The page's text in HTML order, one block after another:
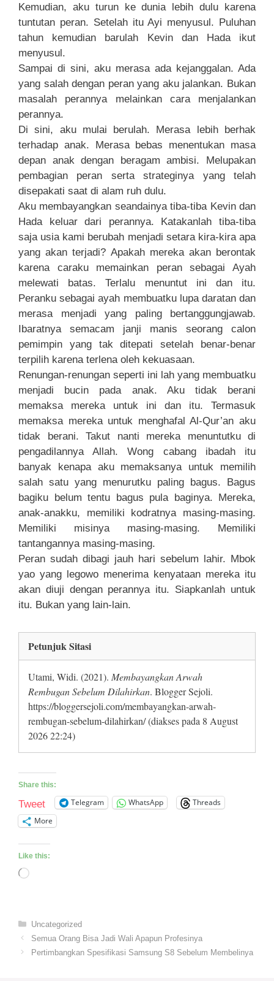
Kemudian, aku turun ke dunia lebih dulu karena
tuntutan peran. Setelah itu Ayi menyusul. Puluhan
tahun kemudian barulah Kevin dan Hada ikut
menyusul.
Sampai di sini, aku merasa ada kejanggalan. Ada
yang salah dengan peran yang aku jalankan. Bukan
masalah perannya melainkan cara menjalankan
perannya.
Di sini, aku mulai berulah. Merasa lebih berhak
terhadap anak. Merasa bebas menentukan masa
depan anak dengan beragam ambisi. Melupakan
pembagian peran serta strateginya yang telah
disepakati saat di alam ruh dulu.
Aku membayangkan seandainya tiba-tiba Kevin dan
Hada keluar dari perannya. Katakanlah tiba-tiba
saja usia kami berubah menjadi setara kira-kira apa
yang akan terjadi? Apakah mereka akan berontak
karena caraku memainkan peran sebagai Ayah
melewati batas. Terlalu menuntut ini dan itu.
Peranku sebagai ayah membuatku lupa daratan dan
merasa menjadi yang paling bertanggungjawab.
Ibaratnya semacam janji manis seorang calon
pemimpin yang tak ditepati setelah benar-benar
terpilih karena terlena oleh kekuasaan.
Renungan-renungan seperti ini lah yang membuatku
menjadi bucin pada anak. Aku tidak berani
memaksa mereka untuk ini dan itu. Termasuk
memaksa mereka untuk menghafal Al-Qur’an aku
tidak berani. Takut nanti mereka menuntutku di
pengadilannya Allah. Wong cabang ibadah itu
banyak kenapa aku memaksanya untuk memilih
salah satu yang menurutku paling bagus. Bagus
bagiku belum tentu bagus pula baginya. Mereka,
anak-anakku, memiliki kodratnya masing-masing.
Memiliki misinya masing-masing. Memiliki
tantangannya masing-masing.
Peran sudah dibagi jauh hari sebelum lahir. Mbok
yao yang legowo menerima kenyataan mereka itu
akan diuji dengan perannya itu. Siapkanlah untuk
itu. Bukan yang lain-lain.
Petunjuk Sitasi
Utami, Widi. (2021). Membayangkan Arwah
Rembugan Sebelum Dilahirkan. Blogger Sejoli.
https://bloggersejoli.com/membayangkan-arwah-
rembugan-sebelum-dilahirkan/ (diakses pada 8 August
2026 22:24)
Share this:
Tweet Telegram WhatsApp
Threads
More
Like this:
Loading…
Categories
Uncategorized
Semua Orang Bisa Jadi Wali Apapun Profesinya
Pertimbangkan Spesifikasi Samsung S8 Sebelum Membelinya